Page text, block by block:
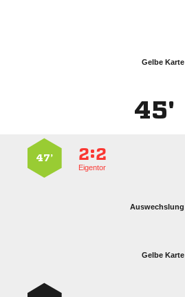
Gelbe Karte
45'
:
Eigentor
47’
Auswechslung
Gelbe Karte